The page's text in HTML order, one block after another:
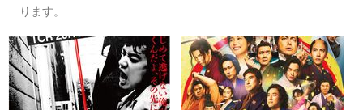
ります。